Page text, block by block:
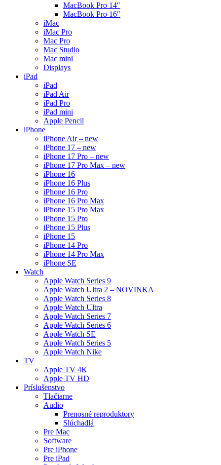
MacBook Pro 14″
MacBook Pro 16″
iMac
iMac Pro
Mac Pro
Mac Studio
Mac mini
Displays
iPad
iPad
iPad Air
iPad Pro
iPad mini
Apple Pencil
iPhone
iPhone Air – new
iPhone 17 – new
iPhone 17 Pro – new
iPhone 17 Pro Max – new
iPhone 16
iPhone 16 Plus
iPhone 16 Pro
iPhone 16 Pro Max
iPhone 15 Pro Max
iPhone 15 Pro
iPhone 15 Plus
iPhone 15
iPhone 14 Pro
iPhone 14 Pro Max
iPhone SE
Watch
Apple Watch Series 9
Apple Watch Ultra 2 – NOVINKA
Apple Watch Series 8
Apple Watch Ultra
Apple Watch Series 7
Apple Watch Series 6
Apple Watch SE
Apple Watch Series 5
Apple Watch Nike
TV
Apple TV 4K
Apple TV HD
Príslušenstvo
Tlačiarne
Audio
Prenosné reproduktory
Slúchadlá
Pre Mac
Software
Pre iPhone
Pre iPad